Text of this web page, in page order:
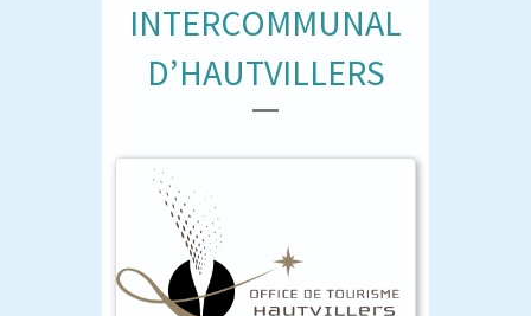
INTERCOMMUNAL
D’HAUTVILLERS